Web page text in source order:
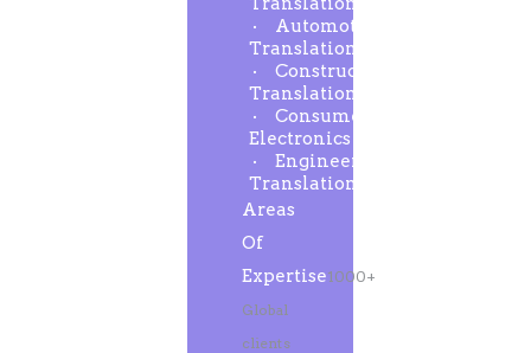
Automotive
Translation
Construction
Translation
Consumer
Electronics
Engineering
Translation
Areas
Of
Expertise1000+
Global
clients